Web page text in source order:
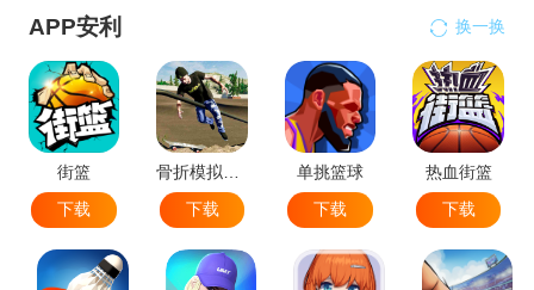
APP安利 换一换
街篮
下载
下载
单挑篮球
下载
热血街篮
下载